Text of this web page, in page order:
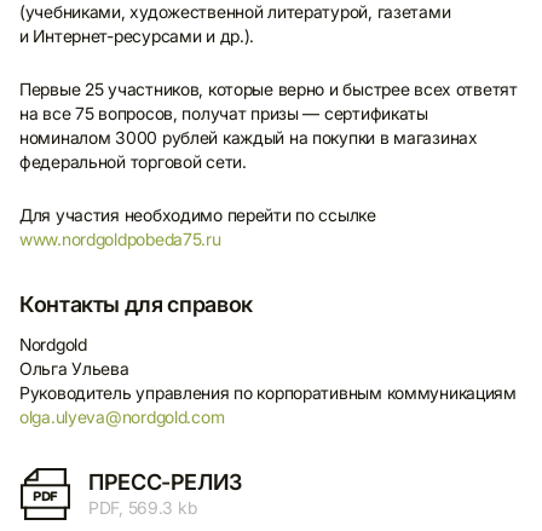
(учебниками, художественной литературой, газетами
и Интернет-ресурсами и др.).
Первые 25 участников, которые верно и быстрее всех ответят
на все 75 вопросов, получат призы — сертификаты
номиналом 3000 рублей каждый на покупки в магазинах
федеральной торговой сети.
Для участия необходимо перейти по ссылке
www.nordgoldpobeda75.ru
Контакты для справок
Nordgold
Ольга Ульева
Руководитель управления по корпоративным коммуникациям
olga.ulyeva@nordgold.com
PDF
ПРЕСС-РЕЛИЗ
PDF, 569.3 kb